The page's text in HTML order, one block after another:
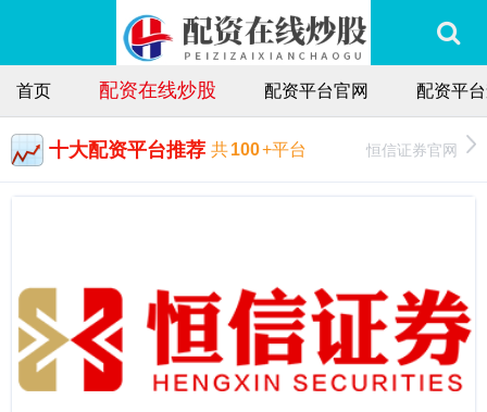
首页 配资在线炒股 配资平台官网 配资平
十大配资平台推荐 共100+平台 恒信证券官网